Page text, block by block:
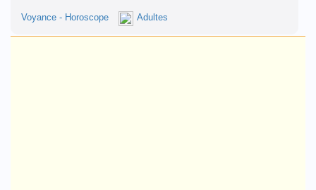
Voyance - Horoscope Adultes